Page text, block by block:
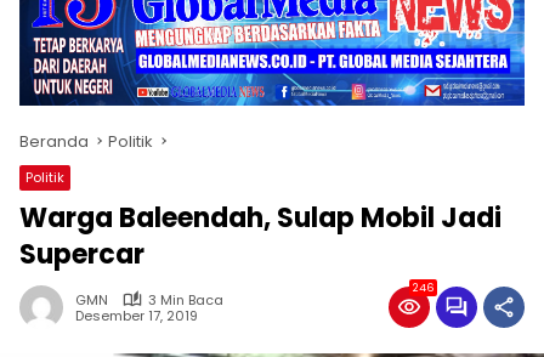
Beranda Politik
Politik
Warga Baleendah, Sulap Mobil Jadi
Supercar
GMN
3 Min Baca
Desember 17, 2019
246